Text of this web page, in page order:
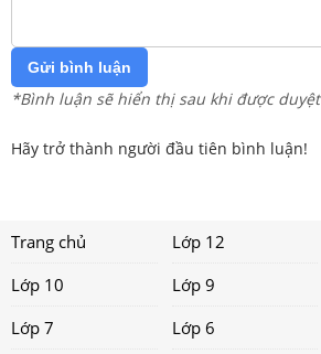
Gửi bình luận
*Bình luận sẽ hiển thị sau khi được duyệt
Hãy trở thành người đầu tiên bình luận!
Trang chủ Lớp 12
Lớp 10
Lớp 9
Lớp 7
Lớp 6